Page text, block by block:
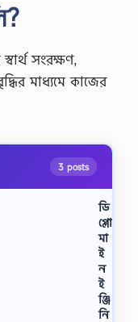
সংরক্ষণ,
মাধ্যমে কাজের
3 posts
ডি
প্লো
মা
ই
ন
ই
ঞ্জি
নি